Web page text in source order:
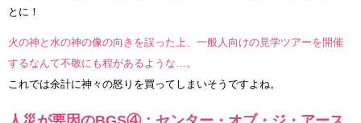
とに！
火の神と水の神の像の向きを誤った上、一般人向けの見学ツアーを開催
するなんて不敬にも程があるような…。
これでは余計に神々の怒りを買ってしまいそうですよね。